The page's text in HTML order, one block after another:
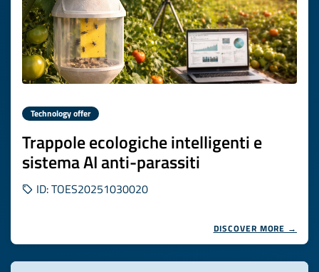
Technology offer
Trappole ecologiche intelligenti e
sistema AI anti-parassiti
ID: TOES20251030020
DISCOVER MORE →